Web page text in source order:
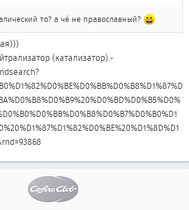
то? а чё не православный?
(катализатор).-